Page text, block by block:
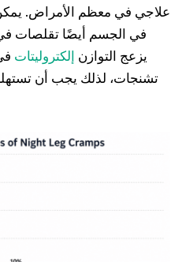
علاجي في معظم الأمراض.
في الجسم أيضًا تقلصات
يزعج التوازن
إلكتروليتات
تشنجات، لذلك يجب أن